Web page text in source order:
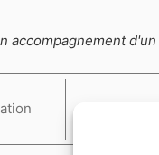
accompagnement